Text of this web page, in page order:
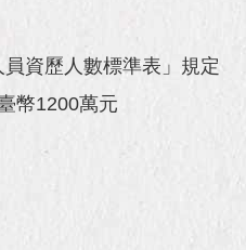
資歷人數標準表」規定
幣1200萬元